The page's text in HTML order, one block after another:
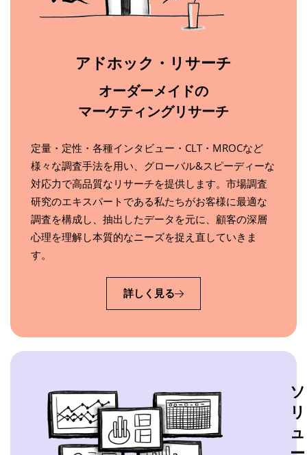
アドホック・リサーチ
オーダーメイドの
マーケティングリサーチ
定量・定性・各種インタビュー・CLT・MROCなど
様々な調査手法を用い、グローバル&スピーディーな
対応力で高品質なリサーチを提供します。市場調査
研究のエキスパートである私たちがお客様に最適な
調査を構成し、抽出したデータを元に、顧客の深層
心理を理解し本質的なニーズを捉え直していきま
す。
詳しく見る
ソ
リ
ュ